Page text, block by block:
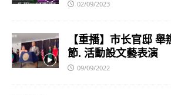
02/09/2023
【重播】市长官邸
節. 活動設文藝表演
09/09/2022